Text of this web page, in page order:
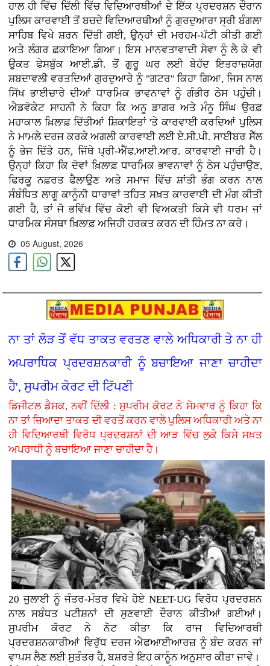
ਹਾਲ ਹੀ ਵਿੱਚ ਦਿੱਲੀ ਵਿੱਚ ਵਿਦਿਆਰਥੀਆਂ ਦੇ ਇੱਕ ਪ੍ਰਦਰਸ਼ਨ ਦੌਰਾਨ
ਪੁਲਿਸ ਕਾਰਵਾਈ ਤੋਂ ਬਚਦੇ ਵਿਦਿਆਰਥੀਆਂ ਨੂੰ ਗੁਰਦੁਆਰਾ ਸ੍ਰੀ ਬੰਗਲਾ
ਸਾਹਿਬ ਵਿਖੇ ਸ਼ਰਨ ਦਿੱਤੀ ਗਈ, ਉਨ੍ਹਾਂ ਦੀ ਮਰਹਮ-ਪੱਟੀ ਕੀਤੀ ਗਈ
ਅਤੇ ਲੰਗਰ ਛਕਾਇਆ ਗਿਆ। ਇਸ ਮਾਨਵਤਾਵਾਦੀ ਸੇਵਾ ਨੂੰ ਲੈ ਕੇ ਵੀ
ਉਕਤ ਫੇਸਬੁੱਕ ਆਈ.ਡੀ. ਤੋਂ ਗੁਰੂ ਘਰ ਲਈ ਬੇਹੱਦ ਇਤਰਾਜ਼ਯੋਗ
ਸ਼ਬਦਾਵਲੀ ਵਰਤਦਿਆਂ ਗੁਰਦੁਆਰੇ ਨੂੰ "ਗਟਰ" ਕਿਹਾ ਗਿਆ, ਜਿਸ ਨਾਲ
ਸਿੱਖ ਭਾਈਚਾਰੇ ਦੀਆਂ ਧਾਰਮਿਕ ਭਾਵਨਾਵਾਂ ਨੂੰ ਗੰਭੀਰ ਠੇਸ ਪਹੁੰਚੀ।
ਐਡਵੋਕੇਟ ਸਾਹਨੀ ਨੇ ਕਿਹਾ ਕਿ ਅਨੂ ਡਾਗਰ ਅਤੇ ਮੰਨੂ ਸਿੰਘ ਉਰਫ਼
ਮਹਾਕਾਲ ਖ਼ਿਲਾਫ਼ ਦਿੱਤੀਆਂ ਸ਼ਿਕਾਇਤਾਂ 'ਤੇ ਕਾਰਵਾਈ ਕਰਦਿਆਂ ਪੁਲਿਸ
ਨੇ ਮਾਮਲੇ ਦਰਜ ਕਰਕੇ ਅਗਲੀ ਕਾਰਵਾਈ ਲਈ ਏ.ਸੀ.ਪੀ. ਸਾਈਬਰ ਸੈੱਲ
ਨੂੰ ਭੇਜ ਦਿੱਤੇ ਹਨ, ਜਿੱਥੇ ਪ੍ਰੀ-ਐੱਫ.ਆਈ.ਆਰ. ਕਾਰਵਾਈ ਜਾਰੀ ਹੈ।
ਉਨ੍ਹਾਂ ਕਿਹਾ ਕਿ ਦੋਵਾਂ ਖ਼ਿਲਾਫ਼ ਧਾਰਮਿਕ ਭਾਵਨਾਵਾਂ ਨੂੰ ਠੇਸ ਪਹੁੰਚਾਉਣ,
ਫਿਰਕੂ ਨਫ਼ਰਤ ਫੈਲਾਉਣ ਅਤੇ ਸਮਾਜ ਵਿੱਚ ਸ਼ਾਂਤੀ ਭੰਗ ਕਰਨ ਨਾਲ
ਸੰਬੰਧਿਤ ਲਾਗੂ ਕਾਨੂੰਨੀ ਧਾਰਾਵਾਂ ਤਹਿਤ ਸਖ਼ਤ ਕਾਰਵਾਈ ਦੀ ਮੰਗ ਕੀਤੀ
ਗਈ ਹੈ, ਤਾਂ ਜੋ ਭਵਿੱਖ ਵਿੱਚ ਕੋਈ ਵੀ ਵਿਅਕਤੀ ਕਿਸੇ ਵੀ ਧਰਮ ਜਾਂ
ਧਾਰਮਿਕ ਸੰਸਥਾ ਖ਼ਿਲਾਫ਼ ਅਜਿਹੀ ਹਰਕਤ ਕਰਨ ਦੀ ਹਿੰਮਤ ਨਾ ਕਰੇ।
05 August, 2026
ਨਾ ਤਾਂ ਲੋੜ ਤੋਂ ਵੱਧ ਤਾਕਤ ਵਰਤਣ ਵਾਲੇ ਅਧਿਕਾਰੀ ਤੇ ਨਾ ਹੀ
ਅਪਰਾਧਿਕ ਪ੍ਰਦਰਸ਼ਨਕਾਰੀ ਨੂੰ ਬਚਾਇਆ ਜਾਣਾ ਚਾਹੀਦਾ
ਹੈ', ਸੁਪਰੀਮ ਕੋਰਟ ਦੀ ਟਿੱਪਣੀ
ਡਿਜੀਟਲ ਡੈਸਕ, ਨਵੀਂ ਦਿੱਲੀ : ਸੁਪਰੀਮ ਕੋਰਟ ਨੇ ਸੋਮਵਾਰ ਨੂੰ ਕਿਹਾ ਕਿ
ਨਾ ਤਾਂ ਜ਼ਿਆਦਾ ਤਾਕਤ ਦੀ ਵਰਤੋਂ ਕਰਨ ਵਾਲੇ ਪੁਲਿਸ ਅਧਿਕਾਰੀ ਅਤੇ ਨਾ
ਹੀ ਵਿਦਿਆਰਥੀ ਵਿਰੋਧ ਪ੍ਰਦਰਸ਼ਨਾਂ ਦੀ ਆੜ ਵਿੱਚ ਲੁਕੇ ਕਿਸੇ ਸਖ਼ਤ
ਅਪਰਾਧੀ ਨੂੰ ਬਚਾਇਆ ਜਾਣਾ ਚਾਹੀਦਾ ਹੈ।
20 ਜੁਲਾਈ ਨੂੰ ਜੰਤਰ-ਮੰਤਰ ਵਿਖੇ ਹੋਏ NEET-UG ਵਿਰੋਧ ਪ੍ਰਦਰਸ਼ਨ
ਨਾਲ ਸਬੰਧਤ ਪਟੀਸ਼ਨਾਂ ਦੀ ਸੁਣਵਾਈ ਦੌਰਾਨ ਕੀਤੀਆਂ ਗਈਆਂ।
ਸੁਪਰੀਮ ਕੋਰਟ ਨੇ ਨੋਟ ਕੀਤਾ ਕਿ ਰਾਜ ਵਿਦਿਆਰਥੀ
ਪ੍ਰਦਰਸ਼ਨਕਾਰੀਆਂ ਵਿਰੁੱਧ ਦਰਜ ਐਫਆਈਆਰਜ਼ ਨੂੰ ਬੰਦ ਕਰਨ ਜਾਂ
ਵਾਪਸ ਲੈਣ ਲਈ ਸੁਤੰਤਰ ਹੈ, ਬਸ਼ਰਤੇ ਇਹ ਕਾਨੂੰਨ ਅਨੁਸਾਰ ਕੀਤਾ ਜਾਵੇ।